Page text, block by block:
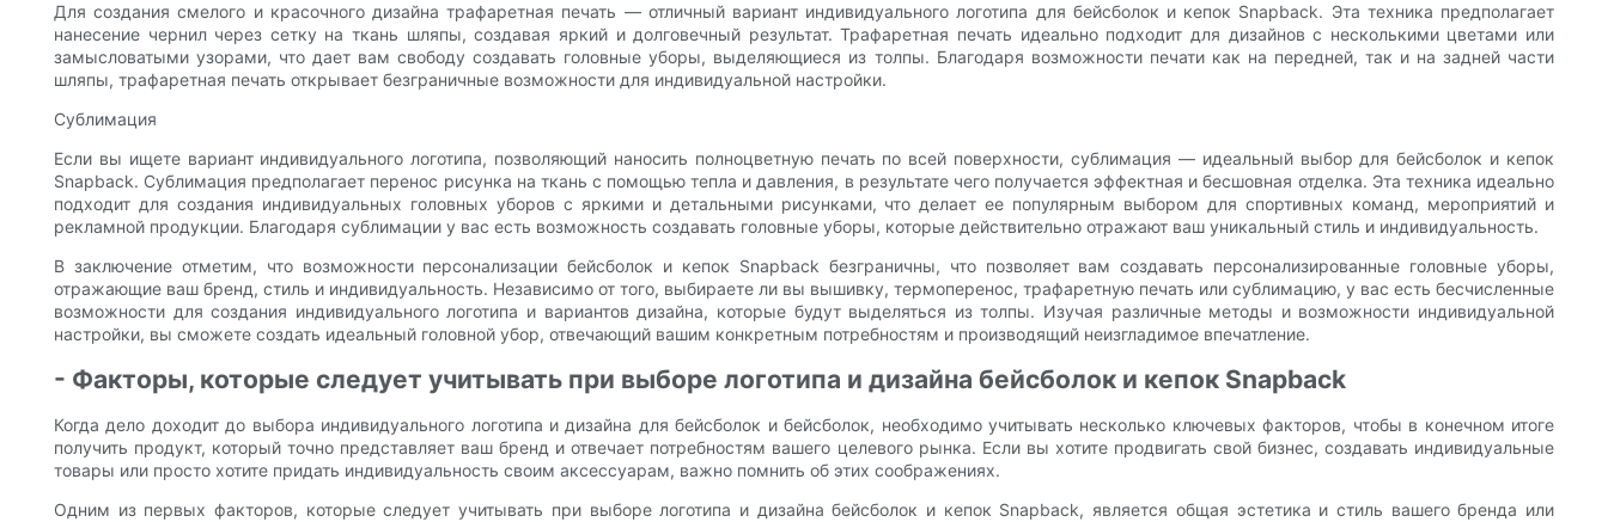
Для создания смелого и красочного дизайна трафаретная печать — отличный вариант индивидуального логотипа для бейсболок и кепок Snapback. Эта техника предполагает
нанесение чернил через сетку на ткань шляпы, создавая яркий и долговечный результат. Трафаретная печать идеально подходит для дизайнов с несколькими цветами или
замысловатыми узорами, что дает вам свободу создавать головные уборы, выделяющиеся из толпы. Благодаря возможности печати как на передней, так и на задней части
шляпы, трафаретная печать открывает безграничные возможности для индивидуальной настройки.
Сублимация
Если вы ищете вариант индивидуального логотипа, позволяющий наносить полноцветную печать по всей поверхности, сублимация — идеальный выбор для бейсболок и кепок
Snapback. Сублимация предполагает перенос рисунка на ткань с помощью тепла и давления, в результате чего получается эффектная и бесшовная отделка. Эта техника идеально
подходит для создания индивидуальных головных уборов с яркими и детальными рисунками, что делает ее популярным выбором для спортивных команд, мероприятий и
рекламной продукции. Благодаря сублимации у вас есть возможность создавать головные уборы, которые действительно отражают ваш уникальный стиль и индивидуальность.
В заключение отметим, что возможности персонализации бейсболок и кепок Snapback безграничны, что позволяет вам создавать персонализированные головные уборы,
отражающие ваш бренд, стиль и индивидуальность. Независимо от того, выбираете ли вы вышивку, термоперенос, трафаретную печать или сублимацию, у вас есть бесчисленные
возможности для создания индивидуального логотипа и вариантов дизайна, которые будут выделяться из толпы. Изучая различные методы и возможности индивидуальной
настройки, вы сможете создать идеальный головной убор, отвечающий вашим конкретным потребностям и производящий неизгладимое впечатление.
- Факторы, которые следует учитывать при выборе логотипа и дизайна бейсболок и кепок Snapback
Когда дело доходит до выбора индивидуального логотипа и дизайна для бейсболок и бейсболок, необходимо учитывать несколько ключевых факторов, чтобы в конечном итоге
получить продукт, который точно представляет ваш бренд и отвечает потребностям вашего целевого рынка. Если вы хотите продвигать свой бизнес, создавать индивидуальные
товары или просто хотите придать индивидуальность своим аксессуарам, важно помнить об этих соображениях.
Одним из первых факторов, которые следует учитывать при выборе логотипа и дизайна бейсболок и кепок Snapback, является общая эстетика и стиль вашего бренда или